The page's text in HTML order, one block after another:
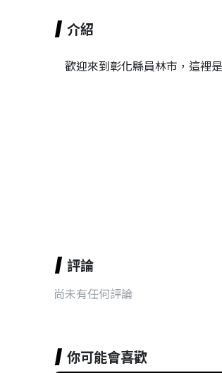
介紹
歡迎來到彰化縣員林市，這裡
評論
尚未有任何評論
你可能會喜歡